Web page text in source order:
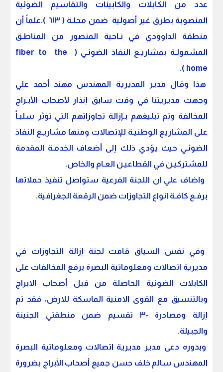
عدد من الكابلات والكابينات والتقاسيم الضوئية
المنصوبة بطرق غير أصولية ضمن محلـة ( ٦١٣ ).علماً أن
منطقة الداوودي في نـاحية المنصور من المناطـق
المشمولـة بمشاريـع النفاذ الضوئـي ( fiber to the
home ).
هذا وقال مدير المديرية المهندس مهند أحمد علي
وجهت مديريتنا في وقت سابق إنذار لأصحاب الأبـراج
المخالفة وتم تبليغهم بـإزالة تجاوزاتهم التي تؤثر سلبـاً
على المشاريع الوطنيـة للإتصالات ومنها مشاريـع النفاذ
الضوئـي حيث يؤدي ذلك إلى أضعاف الخدمـة المقدمة
للمشتركيـن في القطاعيـن العـام والخاص.
واضاف علي ان اللجنة الفرعية ستواصل تنفيذ حملاتها
برفـع كافـة انواع التجاوزات ضمن الرقعة الجغرافية.
وفي نفس السياق قامت لجنة إزالة التجاوزات في
مديرية اتصالات ومعلوماتية البصرة برفع المخالفات على
الكابلات الضوئية الحاصلة من قبل أصحاب الابراج
وبالتنسيق مع القوى الامنية الماسكة للارض، فقد تم
إزالة ومصادرة ٣٠ تقسيم ضمن منطقتي الجنينة
والجبيلة.
وبدوره دعى مدير مديرية اتصالات ومعلوماتية البصرة
المهندس سالم خلف حسن جميع أصحاب الأبراج بضرورة